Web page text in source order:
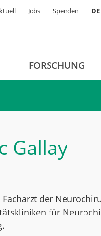
Jobs Spenden DE
FORSCHUNG
Gallay
der
für